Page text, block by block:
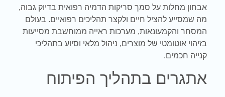
אבחון מחלות על סמך סריקות הדמיה רפואית בדיוק גבוה,
מה שמסייע להציל חיים ולקצר תהליכים רפואיים. בעולם
המסחר והקמעונאות, מערכות ראייה ממוחשבת מסייעות
בזיהוי אוטומטי של מוצרים, ניהול מלאי וסיוע בתהליכי
קנייה חכמים.
אתגרים בתהליך הפיתוח